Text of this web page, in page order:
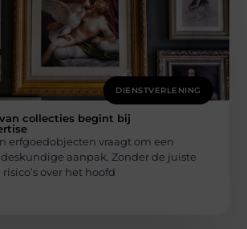
DIENSTVERLENING
collecties begint bij
erfgoedobjecten vraagt om een
aanpak. Zonder de juiste
over het hoofd